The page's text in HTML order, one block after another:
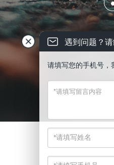
遇到问题？
请填写您的手机号，